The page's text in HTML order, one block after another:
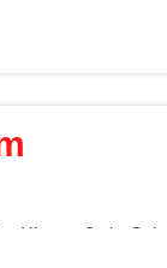
Klasse 2c in